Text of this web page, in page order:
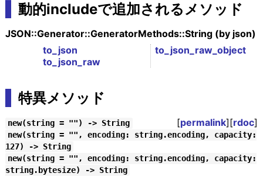
動的includeで追加されるメソッド
JSON::Generator::GeneratorMethods::String (by json)
to_json
to_json_raw
to_json_raw_object
特異メソッド
new(string = "") -> String [permalink][rdoc]
new(string = "", encoding: string.encoding, capacity:
127) -> String
new(string = "", encoding: string.encoding, capacity:
string.bytesize) -> String